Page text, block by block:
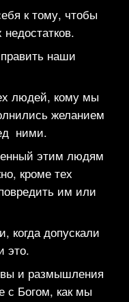
к тому, чтобы
наши
людей, кому мы
желанием
ними.
этим людям
кроме тех
им или
когда допускали
это.
и размышления
с Богом, как мы